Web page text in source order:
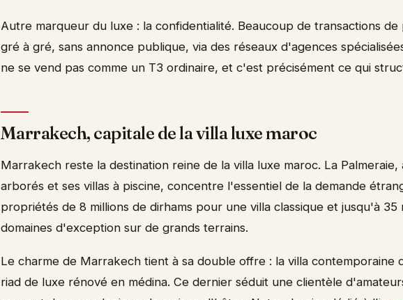
Autre marqueur du luxe : la confidentialité. Beaucoup de transactions
gré à gré, sans annonce publique, via des réseaux d'agences
ne se vend pas comme un T3 ordinaire, et c'est précisément ce qui
Marrakech, capitale de la villa luxe maroc
Marrakech reste la destination reine de la villa luxe maroc. La Palmeraie,
arborés et ses villas à piscine, concentre l'essentiel de la demande
propriétés de 8 millions de dirhams pour une villa classique et jusqu'à 35
domaines d'exception sur de grands terrains.
Le charme de Marrakech tient à sa double offre : la villa contemporaine
riad de luxe rénové en médina. Ce dernier séduit une clientèle